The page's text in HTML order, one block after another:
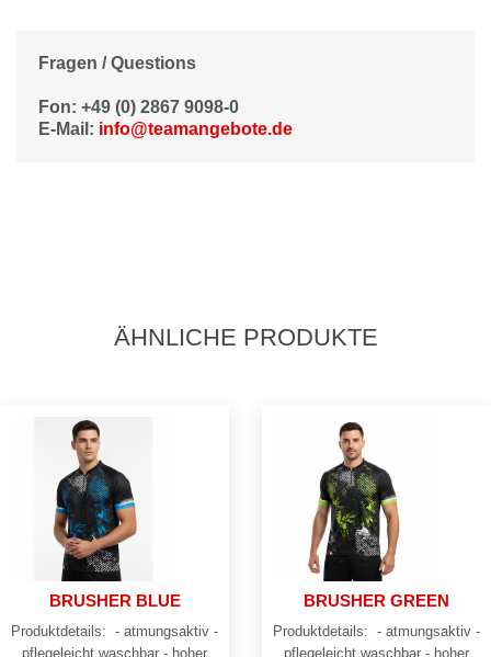
Fragen / Questions
Fon: +49 (0) 2867 9098-0
E-Mail: info@teamangebote.de
ÄHNLICHE PRODUKTE
BRUSHER BLUE
Produktdetails: - atmungsaktiv -
pflegeleicht waschbar - hoher
BRUSHER GREEN
Produktdetails: - atmungsaktiv -
pflegeleicht waschbar - hoher